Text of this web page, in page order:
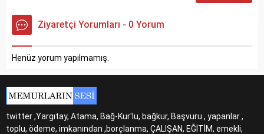
Ziyaretçi Yorumları - 0 Yorum
Henüz yorum yapılmamış.
twitter ,Yargıtay, Atama, Bağ-Kur'lu, bağkur, Başvuru , yapanlar ,
toplu, ödeme, imkanından ,borçlanma, ÇALIŞAN, EĞİTİM, emekli,